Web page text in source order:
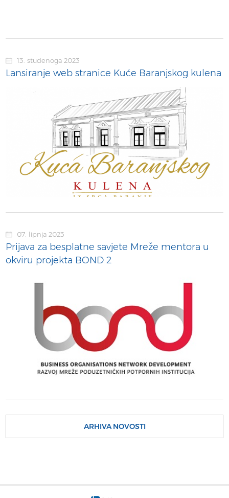
13. studenoga 2023
Lansiranje web stranice Kuće Baranjskog kulena
07. lipnja 2023
Prijava za besplatne savjete Mreže mentora u
okviru projekta BOND 2
ARHIVA NOVOSTI